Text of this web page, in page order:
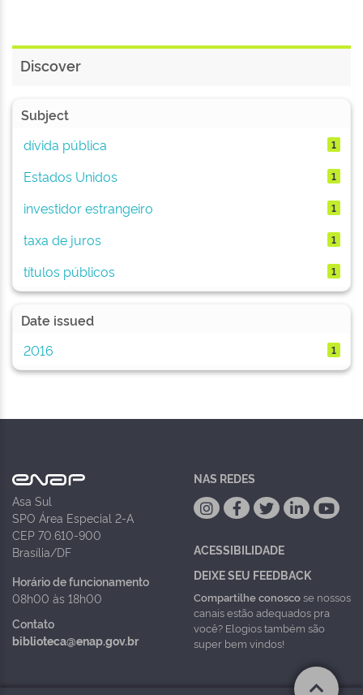
Discover
Subject
dívida pública
1
Estados Unidos 1
investidor estrangeiro 1
taxa de juros 1
títulos públicos 1
Date issued
2016
1
Asa Sul
SPO Área Especial 2-A
CEP 70.610-900
Brasília/DF
Horário de funcionamento
08h00 às 18h00
Contato
biblioteca@enap.gov.br
NAS REDES
ACESSIBILIDADE
DEIXE SEU FEEDBACK
Compartilhe conoscose nossos
canais estão adequados pra
você? Elogios também são
super bem vindos!